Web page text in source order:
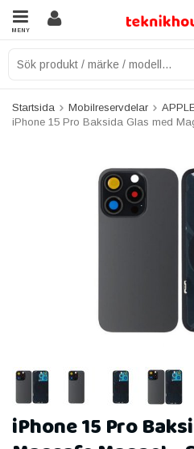
MENY
Startsida Mobilreservdelar
iPhone 15 Pro Baksida Glas med
iPhone 15 Pro